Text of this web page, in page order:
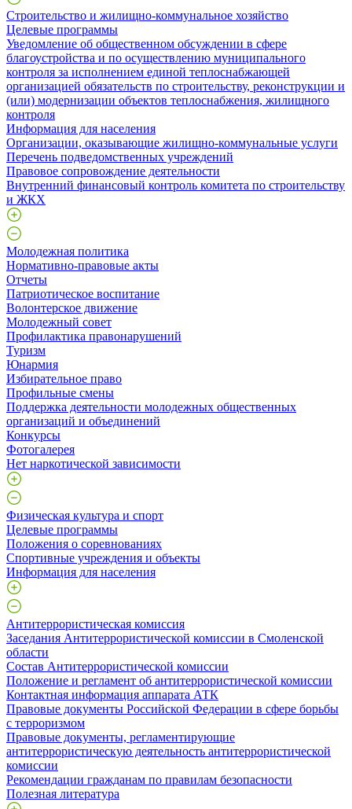
Строительство и жилищно-коммунальное хозяйство
Целевые программы
Уведомление об общественном обсуждении в сфере
благоустройства и по осуществлению муниципального
контроля за исполнением единой теплоснабжающей
организацией обязательств по строительству, реконструкции и
(или) модернизации объектов теплоснабжения, жилищного
контроля
Информация для населения
Организации, оказывающие жилищно-коммунальные услуги
Перечень подведомственных учреждений
Правовое сопровождение деятельности
Внутренний финансовый контроль комитета по строительству
и ЖКХ
Молодежная политика
Нормативно-правовые акты
Отчеты
Патриотическое воспитание
Волонтерское движение
Молодежный совет
Профилактика правонарушений
Туризм
Юнармия
Избирательное право
Профильные смены
Поддержка деятельности молодежных общественных
организаций и объединений
Конкурсы
Фотогалерея
Нет наркотической зависимости
Физическая культура и спорт
Целевые программы
Положения о соревнованиях
Спортивные учреждения и объекты
Информация для населения
Антитеррористическая комиссия
Заседания Антитеррористической комиссии в Смоленской
области
Состав Антитеррористической комиссии
Положение и регламент об антитеррористической комиссии
Контактная информация аппарата АТК
Правовые документы Российской Федерации в сфере борьбы
с терроризмом
Правовые документы, регламентирующие
антитеррористическую деятельность антитеррористической
комиссии
Рекомендации гражданам по правилам безопасности
Полезная литература